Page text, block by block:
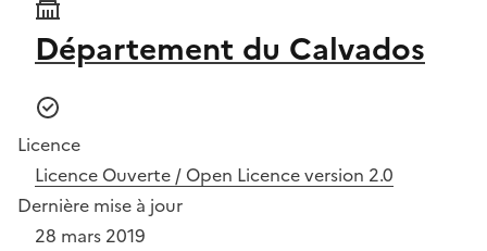
Département du Calvados
Licence
Licence Ouverte / Open Licence version 2.0
Dernière mise à jour
28 mars 2019